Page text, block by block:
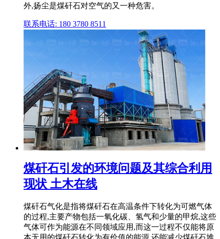
外,扬尘是煤矸石对空气的又一种危害。
联系电话: 180 3780 8511
煤矸石引发的环境问题及其综合利用
现状 土木在线
煤矸石气化是指将煤矸石在高温条件下转化为可燃气体
的过程,主要产物包括一氧化碳、氢气和少量的甲烷,这些
气体可作为能源在不同领域应用,而这一过程不仅能将原
本无用的煤矸石转化为有价值的能源,还能减少煤矸石堆